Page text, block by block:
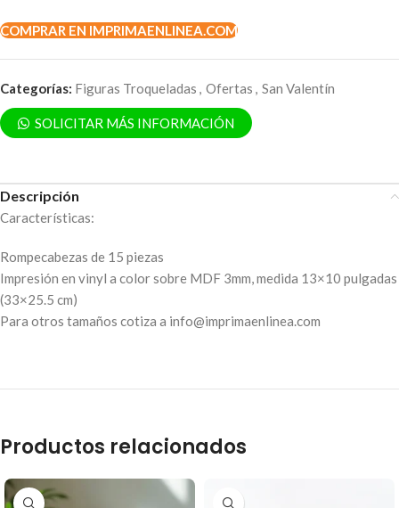
COMPRAR EN IMPRIMAENLINEA.COM
Categorías: Figuras Troqueladas , Ofertas , San Valentín
SOLICITAR MÁS INFORMACIÓN
Descripción
Características:
Rompecabezas de 15 piezas
Impresión en vinyl a color sobre MDF 3mm, medida 13×10 pulgadas
(33×25.5 cm)
Para otros tamaños cotiza a info@imprimaenlinea.com
Productos relacionados